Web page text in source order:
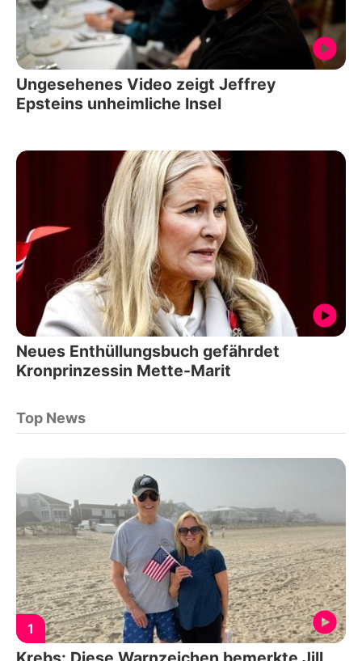
Ungesehenes Video zeigt Jeffrey
Epsteins unheimliche Insel
Neues Enthüllungsbuch gefährdet
Kronprinzessin Mette-Marit
Top News
1